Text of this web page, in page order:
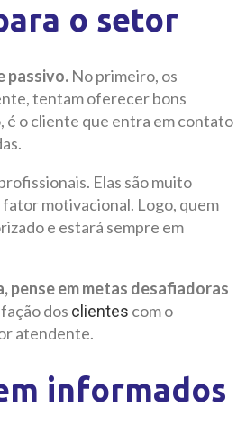
o setor
passivo. No primeiro, os
tentam oferecer bons
é o cliente que entra em contato
Elas são muito
motivacional. Logo, quem
e estará sempre em
pense em metas desafiadoras
dos clientes com o
atendente.
informados